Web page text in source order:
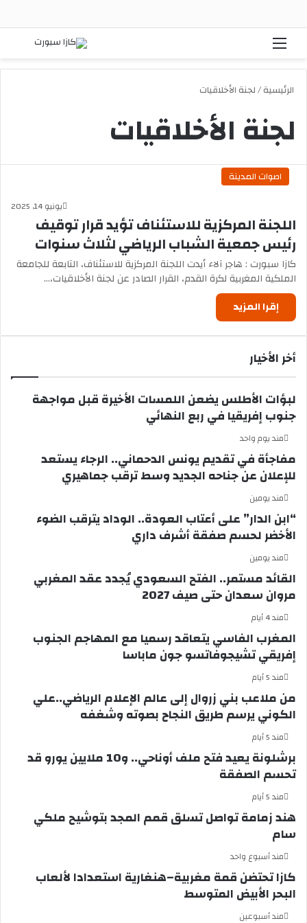
الرئيسية/لجنة الأخلاقيات
لجنة الأخلاقيات
اصوات المدينة
يونيو 14, 2025
اللجنة المركزية للاستئناف تؤيد قرار توقيف
رئيس جمعية الشباب الرياضي لثلاث سنوات
كازا سبورت : هاجر آلاء أيدت اللجنة المركزية للاستئناف، التابعة للجامعة
الملكية المغربية لكرة القدم، القرار الصادر عن لجنة الأخلاقيات،…
إقرا المزيد
أخر الأخيار
لبؤات الأطلس يضعن اللمسات الأخيرة قبل مواجهة
جنوب إفريقيا في ربع النهائي
مند يوم واحد
مفاجأة في تقديم يونس الدحماني.. الرجاء يستعد
للإعلان عن جناحه الجديد وسط ترقب جماهيري
مند يومين
“ابن الدار” على أعتاب العودة.. الوداد يترقب الضوء
الأخضر لحسم صفقة أشرف داري
مند يومين
القائد مستمر.. الفتح السعودي يُجدد عقد المغربي
مروان سعدان حتى صيف 2027
مند 4 أيام
المغرب الفاسي يتعاقد رسميا مع المهاجم الجنوب
إفريقي تشيجوفاتسو جون ماباسا
مند 5 أيام
من ملاعب بني زروال إلى عالم الإعلام الرياضي..علي
الكوني يرسم طريق النجاح بصوته وشغفه
مند 5 أيام
برشلونة يعيد فتح ملف أوناحي.. و10 ملايين يورو قد
تحسم الصفقة
مند 5 أيام
هند زمامة تواصل تسلق قمم المجد بتوشيح ملكي
سام
مند أسبوع واحد
كازا تحتضن قمة مغربية–هنغارية استعدادا لألعاب
البحر الأبيض المتوسط
مند أسبوعين